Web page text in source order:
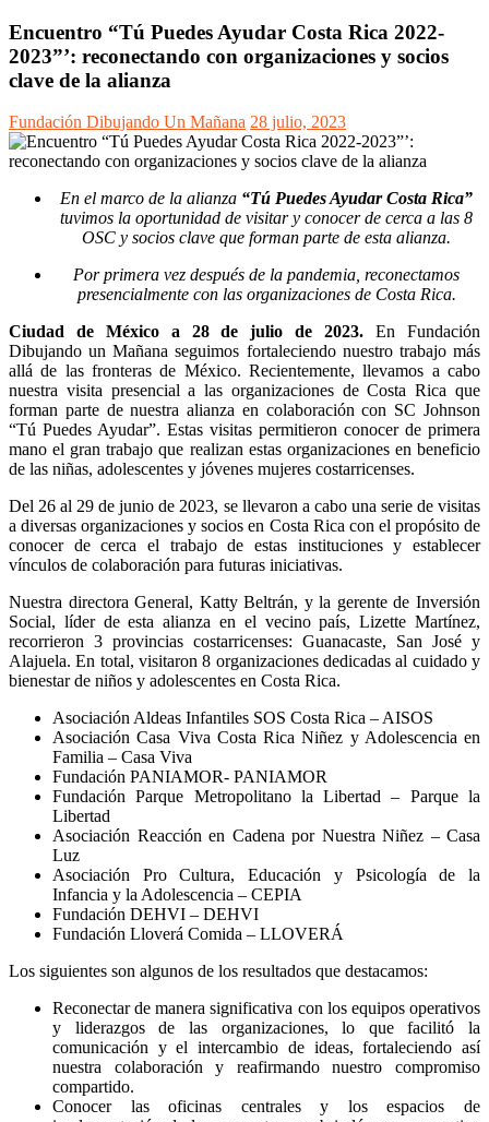
Encuentro “Tú Puedes Ayudar Costa Rica 2022-
2023”’: reconectando con organizaciones y socios
clave de la alianza
Fundación Dibujando Un Mañana 28 julio, 2023
En el marco de la alianza “Tú Puedes Ayudar Costa Rica”
tuvimos la oportunidad de visitar y conocer de cerca a las 8
OSC y socios clave que forman parte de esta alianza.
Por primera vez después de la pandemia, reconectamos
presencialmente con las organizaciones de Costa Rica.
Ciudad de México a 28 de julio de 2023.En Fundación
Dibujando un Mañana seguimos fortaleciendo nuestro trabajo más
allá de las fronteras de México. Recientemente, llevamos a cabo
nuestra visita presencial a las organizaciones de Costa Rica que
forman parte de nuestra alianza en colaboración con SC Johnson
“Tú Puedes Ayudar”. Estas visitas permitieron conocer de primera
mano el gran trabajo que realizan estas organizaciones en beneficio
de las niñas, adolescentes y jóvenes mujeres costarricenses.
Del 26 al 29 de junio de 2023, se llevaron a cabo una serie de visitas
a diversas organizaciones y socios en Costa Rica con el propósito de
conocer de cerca el trabajo de estas instituciones y establecer
vínculos de colaboración para futuras iniciativas.
Nuestra directora General, Katty Beltrán, y la gerente de Inversión
Social, líder de esta alianza en el vecino país, Lizette Martínez,
recorrieron 3 provincias costarricenses: Guanacaste, San José y
Alajuela. En total, visitaron 8 organizaciones dedicadas al cuidado y
bienestar de niños y adolescentes en Costa Rica.
Asociación Aldeas Infantiles SOS Costa Rica – AISOS
Asociación Casa Viva Costa Rica Niñez y Adolescencia en
Familia – Casa Viva
Fundación PANIAMOR- PANIAMOR
Fundación Parque Metropolitano la Libertad – Parque la
Libertad
Asociación Reacción en Cadena por Nuestra Niñez – Casa
Luz
Asociación Pro Cultura, Educación y Psicología de la
Infancia y la Adolescencia – CEPIA
Fundación DEHVI – DEHVI
Fundación Lloverá Comida – LLOVERÁ
Los siguientes son algunos de los resultados que destacamos:
Reconectar de manera significativa con los equipos operativos
y liderazgos de las organizaciones, lo que facilitó la
comunicación y el intercambio de ideas, fortaleciendo así
nuestra colaboración y reafirmando nuestro compromiso
compartido.
Conocer las oficinas centrales y los espacios de